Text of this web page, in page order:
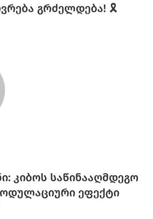
გრძელდება! 🎗️
კიბოს საწინააღმდეგო
ეფექტი